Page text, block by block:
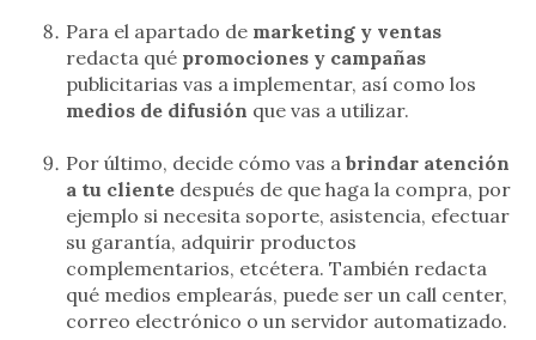
Para el apartado de marketing y ventas
redacta qué promociones y campañas
publicitarias vas a implementar, así como los
medios de difusión que vas a utilizar.
Por último, decide cómo vas a brindar atención
a tu cliente después de que haga la compra, por
ejemplo si necesita soporte, asistencia, efectuar
su garantía, adquirir productos
complementarios, etcétera. También redacta
qué medios emplearás, puede ser un call center,
correo electrónico o un servidor automatizado.